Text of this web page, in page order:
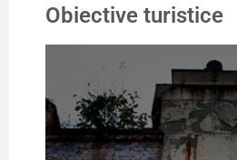
Obiective turistice